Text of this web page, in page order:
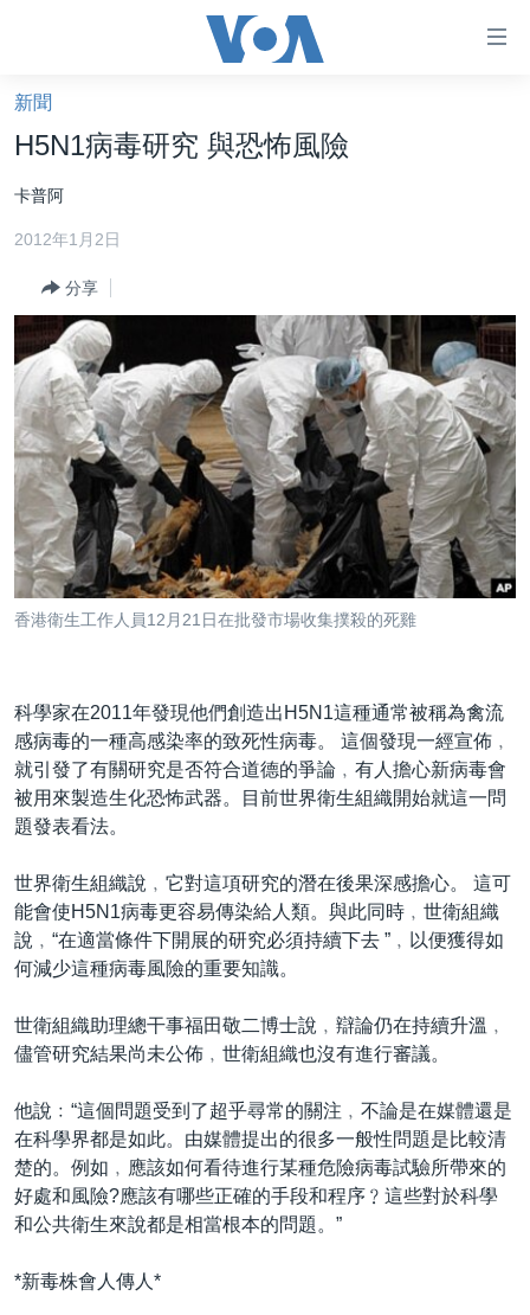
礙
鏈
跳
轉
容
跳
轉
到
導
航
跳
轉
到
檢
索
港澳
台灣
美中關係
海外港人
新聞自由
揭謊頻道
美國
中國
國際
經貿
VOA 60秒 (國際)
美國專訊
視頻存檔
時事經緯
新聞音頻
海外港人
美國透視
建國史話
廣播節目表
國語
關注我們
其他語言網站
新聞
H5N1病毒研究 與恐怖風險
卡普阿
2012年1月2日
分享
香港衛生工作人員12月21日在批發市場收集撲殺的死雞
科學家在2011年發現他們創造出H5N1這種通常被稱為禽流
感病毒的一種高感染率的致死性病毒。 這個發現一經宣佈﹐
就引發了有關研究是否符合道德的爭論﹐有人擔心新病毒會
被用來製造生化恐怖武器。目前世界衛生組織開始就這一問
題發表看法。
世界衛生組織說﹐它對這項研究的潛在後果深感擔心。 這可
能會使H5N1病毒更容易傳染給人類。與此同時﹐世衛組織
說﹐“在適當條件下開展的研究必須持續下去 ”﹐以便獲得如
何減少這種病毒風險的重要知識。
世衛組織助理總干事福田敬二博士說﹐辯論仍在持續升溫﹐
儘管研究結果尚未公佈﹐世衛組織也沒有進行審議。
他說﹕“這個問題受到了超乎尋常的關注﹐不論是在媒體還是
在科學界都是如此。由媒體提出的很多一般性問題是比較清
楚的。例如﹐應該如何看待進行某種危險病毒試驗所帶來的
好處和風險?應該有哪些正確的手段和程序﹖這些對於科學
和公共衛生來說都是相當根本的問題。”
*新毒株會人傳人*